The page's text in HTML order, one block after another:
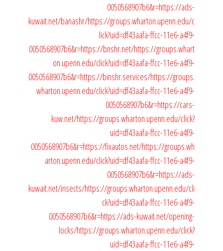
0050568907b6&r=https://ads-
kuwait.net/banashr/https://groups.wharton.upenn.edu/c
lick?uid=df43aafa-ffcc-11e6-a4f9-
0050568907b6&r=https://bnshr.net/https://groups.whart
on.upenn.edu/click?uid=df43aafa-ffcc-11e6-a4f9-
0050568907b6&r=https://binshr.services/https://groups.
wharton.upenn.edu/click?uid=df43aafa-ffcc-11e6-a4f9-
0050568907b6&r=https://cars-
kuw.net/https://groups.wharton.upenn.edu/click?
uid=df43aafa-ffcc-11e6-a4f9-
0050568907b6&r=https://fixautos.net/https://groups.wh
arton.upenn.edu/click?uid=df43aafa-ffcc-11e6-a4f9-
0050568907b6&r=https://ads-
kuwait.net/insects/https://groups.wharton.upenn.edu/cli
ck?uid=df43aafa-ffcc-11e6-a4f9-
0050568907b6&r=https://ads-kuwait.net/opening-
locks/https://groups.wharton.upenn.edu/click?
uid=df43aafa-ffcc-11e6-a4f9-